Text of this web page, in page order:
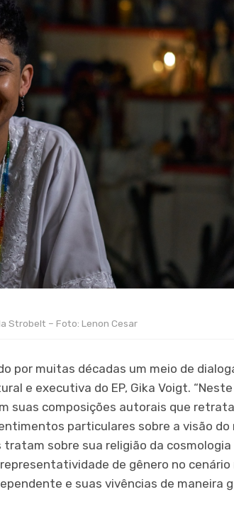
Strobelt – Foto: Lenon Cesar
por muitas décadas um meio de
e executiva do EP, Gika Voigt.
suas composições autorais que
particulares sobre a visão do
tratam sobre sua religião da
de gênero no cenário
e suas vivências de maneira